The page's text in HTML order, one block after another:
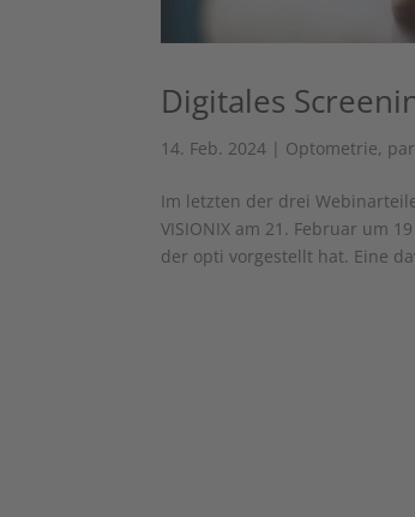
Digitales
14. Feb. 2024 | Optometrie,
Im letzten der drei
VISIONIX am 21. Februar um
der opti vorgestellt hat. Eine